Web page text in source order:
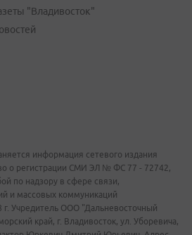
"Владивосток"
информация сетевого издания
о регистрации СМИ ЭЛ № ФС 77 - 72742,
по надзору в сфере связи,
и массовых коммуникаций
г. Учредитель ООО "Дальневосточный
край, г. Владивосток, ул. Уборевича,